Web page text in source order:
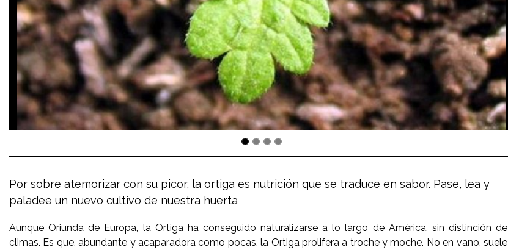
Por sobre atemorizar con su picor, la ortiga es nutrición que se traduce en sabor. Pase, lea y
paladee un nuevo cultivo de nuestra huerta
Aunque Oriunda de Europa, la Ortiga ha conseguido naturalizarse a lo largo de América, sin distinción de
climas. Es que, abundante y acaparadora como pocas, la Ortiga prolifera a troche y moche. No en vano, suele